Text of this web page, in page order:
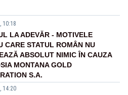
10:18
LA ADEVĂR - MOTIVELE
CARE STATUL ROMÂN NU
ABSOLUT NIMIC ÎN CAUZA
MONTANA GOLD
S.A.
14:20